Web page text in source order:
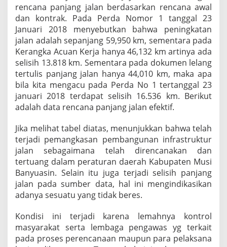
rencana panjang jalan berdasarkan rencana awal
dan kontrak. Pada Perda Nomor 1 tanggal 23
Januari 2018 menyebutkan bahwa peningkatan
jalan adalah sepanjang 59,950 km, sementara pada
Kerangka Acuan Kerja hanya 46,132 km artinya ada
selisih 13.818 km. Sementara pada dokumen lelang
tertulis panjang jalan hanya 44,010 km, maka apa
bila kita mengacu pada Perda No 1 tertanggal 23
januari 2018 terdapat selisih 16.536 km. Berikut
adalah data rencana panjang jalan efektif.
Jika melihat tabel diatas, menunjukkan bahwa telah
terjadi pemangkasan pembangunan infrastruktur
jalan sebagaimana telah direncanakan dan
tertuang dalam peraturan daerah Kabupaten Musi
Banyuasin. Selain itu juga terjadi selisih panjang
jalan pada sumber data, hal ini mengindikasikan
adanya sesuatu yang tidak beres.
Kondisi ini terjadi karena lemahnya kontrol
masyarakat serta lembaga pengawas yg terkait
pada proses perencanaan maupun para pelaksana